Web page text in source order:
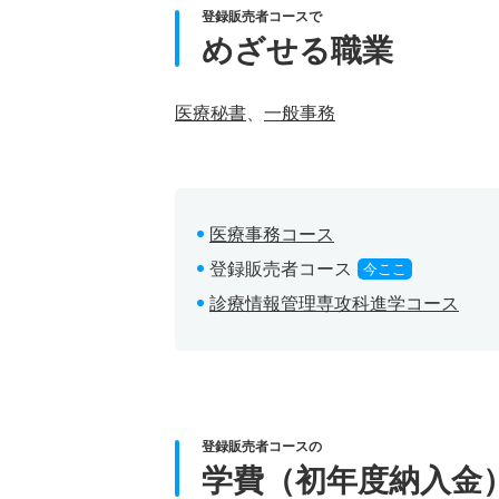
登録販売者コースで
めざせる職業
医療秘書 一般事務
医療事務コース
登録販売者コース
今ここ
診療情報管理専攻科進学コース
登録販売者コースの
学費（初年度納入金